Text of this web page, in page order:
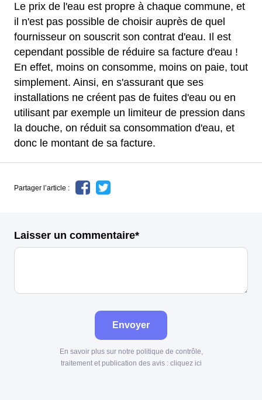
Le prix de l'eau est propre à chaque commune, et
il n'est pas possible de choisir auprès de quel
fournisseur on souscrit son contrat d'eau. Il est
cependant possible de réduire sa facture d'eau !
En effet, moins on consomme, moins on paie, tout
simplement. Ainsi, en s'assurant que ses
installations ne créent pas de fuites d'eau ou en
utilisant par exemple un limiteur de pression dans
la douche, on réduit sa consommation d'eau, et
donc le montant de sa facture.
Partager l’article :
Laisser un commentaire*
Envoyer
En savoir plus sur notre politique de contrôle,
traitement et publication des avis : cliquez ici